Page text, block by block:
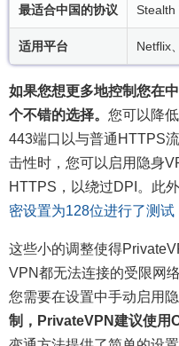
最适合中国的协议 Stealth
适用平台 Netflix
如果您想更多地控制您在
个不错的选择。 您可以降
443端口以与普通HTTPS
击性时，您可以启用隐身
HTTPS，以绕过DPI。此外
密设置为128位进行了测
这些小的调整使得
VPN都无法连接的受限网
您需要在设置中手动启用隐
制，PrivateVPN建议使用